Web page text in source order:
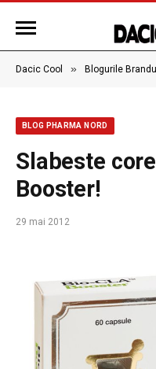
Dacic Cool » Blogurile
BLOG PHARMA NORD
Slabeste
Booster!
29 mai 2012